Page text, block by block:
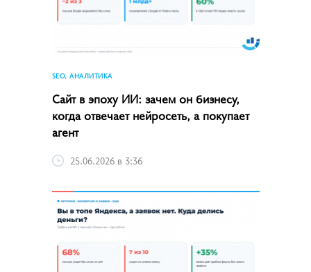
SEO, АНАЛИТИКА
Сайт в эпоху ИИ: зачем он бизнесу,
когда отвечает нейросеть, а покупает
агент
25.06.2026 в 3:36